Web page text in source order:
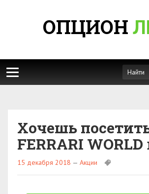
ОПЦИОН
Хочешь
FERRARI
15 декабря 2018 — Акции